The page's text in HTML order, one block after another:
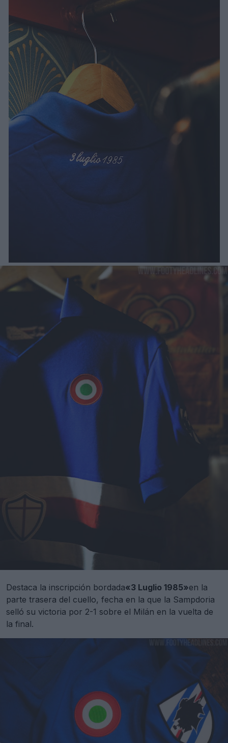
Destaca la inscripción bordada«3 Luglio 1985»en la
parte trasera del cuello, fecha en la que la Sampdoria
selló su victoria por 2-1 sobre el Milán en la vuelta de
la final.